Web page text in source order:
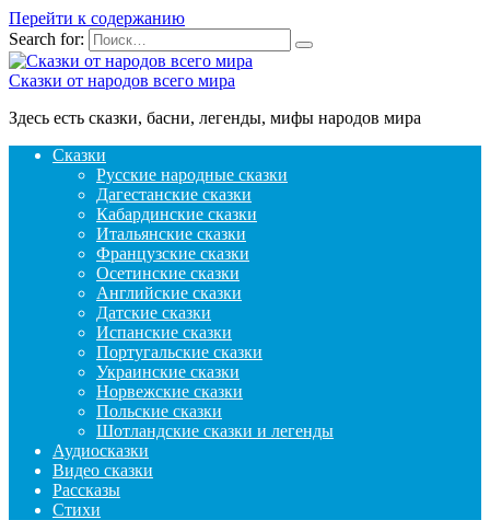
Перейти к содержанию
Search for:
Сказки от народов всего мира
Здесь есть сказки, басни, легенды, мифы народов мира
Сказки
Русские народные сказки
Дагестанские сказки
Кабардинские сказки
Итальянские сказки
Французские сказки
Осетинские сказки
Английские сказки
Датские сказки
Испанские сказки
Португальские сказки
Украинские сказки
Норвежские сказки
Польские сказки
Шотландские сказки и легенды
Аудиосказки
Видео сказки
Рассказы
Стихи